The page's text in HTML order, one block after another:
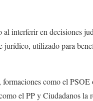
al interferir en decisiones
jurídico, utilizado para
como el PSOE
el PP y Ciudadanos la